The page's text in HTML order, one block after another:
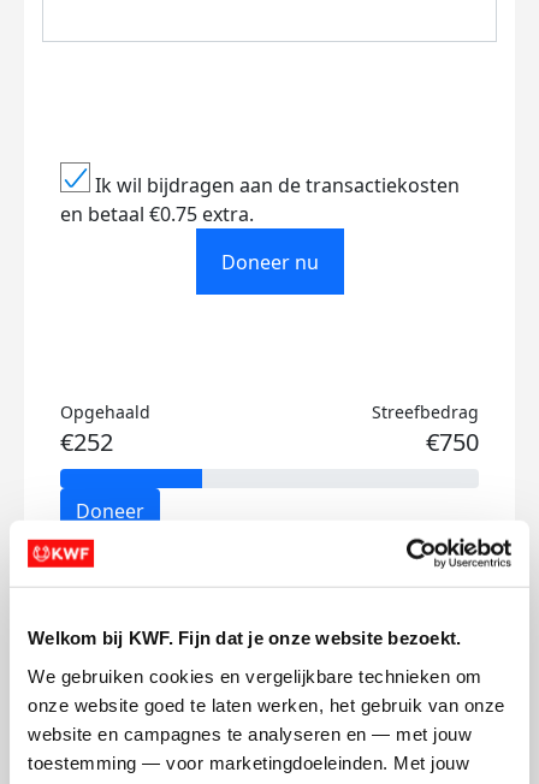
Welkom bij KWF. Fijn dat je onze website bezoekt.
We gebruiken cookies en vergelijkbare technieken om
onze website goed te laten werken, het gebruik van onze
website en campagnes te analyseren en — met jouw
toestemming — voor marketingdoeleinden. Met jouw
Ik wil bijdragen aan de transactiekosten
en betaal €0.75 extra.
Doneer nu
Opgehaald
€252
Streefbedrag
€750
Doneer
Joshua's badges